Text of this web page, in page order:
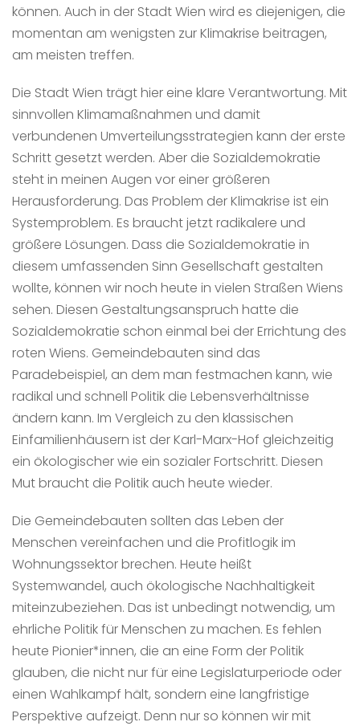
können. Auch in der Stadt Wien wird es diejenigen, die
momentan am wenigsten zur Klimakrise beitragen,
am meisten treffen.
Die Stadt Wien trägt hier eine klare Verantwortung. Mit
sinnvollen Klimamaßnahmen und damit
verbundenen Umverteilungsstrategien kann der erste
Schritt gesetzt werden. Aber die Sozialdemokratie
steht in meinen Augen vor einer größeren
Herausforderung. Das Problem der Klimakrise ist ein
Systemproblem. Es braucht jetzt radikalere und
größere Lösungen. Dass die Sozialdemokratie in
diesem umfassenden Sinn Gesellschaft gestalten
wollte, können wir noch heute in vielen Straßen Wiens
sehen. Diesen Gestaltungsanspruch hatte die
Sozialdemokratie schon einmal bei der Errichtung des
roten Wiens. Gemeindebauten sind das
Paradebeispiel, an dem man festmachen kann, wie
radikal und schnell Politik die Lebensverhältnisse
ändern kann. Im Vergleich zu den klassischen
Einfamilienhäusern ist der Karl-Marx-Hof gleichzeitig
ein ökologischer wie ein sozialer Fortschritt. Diesen
Mut braucht die Politik auch heute wieder.
Die Gemeindebauten sollten das Leben der
Menschen vereinfachen und die Profitlogik im
Wohnungssektor brechen. Heute heißt
Systemwandel, auch ökologische Nachhaltigkeit
miteinzubeziehen. Das ist unbedingt notwendig, um
ehrliche Politik für Menschen zu machen. Es fehlen
heute Pionier*innen, die an eine Form der Politik
glauben, die nicht nur für eine Legislaturperiode oder
einen Wahlkampf hält, sondern eine langfristige
Perspektive aufzeigt. Denn nur so können wir mit